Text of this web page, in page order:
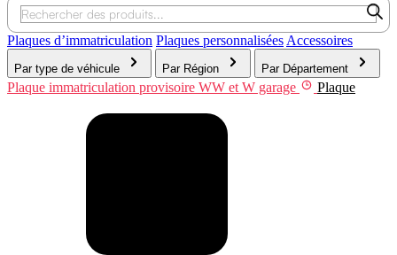
Recherche
de
produits
Plaques d’immatriculation Plaques personnalisées Accessoires
Par type de véhicule Par Région Par Département
Plaque immatriculation provisoire WW et W garage Plaque